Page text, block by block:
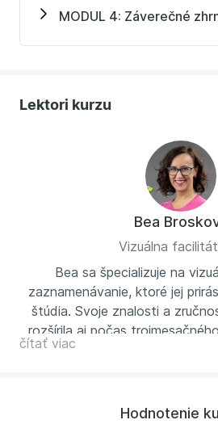
MODUL 4: Záverečné
Lektori kurzu
Bea
Vizuálna
Bea sa špecializuje na
zaznamenávanie, ktoré jej
štúdia. Svoje znalosti a
rozšírila aj počas
Merkley. Svoju vášeň pre
IFVP (International Forum of
čítať viac
Hodnotenie